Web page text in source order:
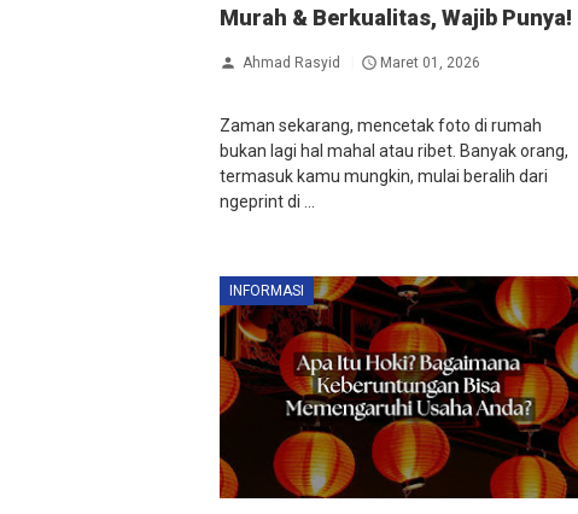
Murah & Berkualitas, Wajib Punya!
Ahmad Rasyid Maret 01, 2026
Zaman sekarang, mencetak foto di rumah
bukan lagi hal mahal atau ribet. Banyak orang,
termasuk kamu mungkin, mulai beralih dari
ngeprint di ...
INFORMASI